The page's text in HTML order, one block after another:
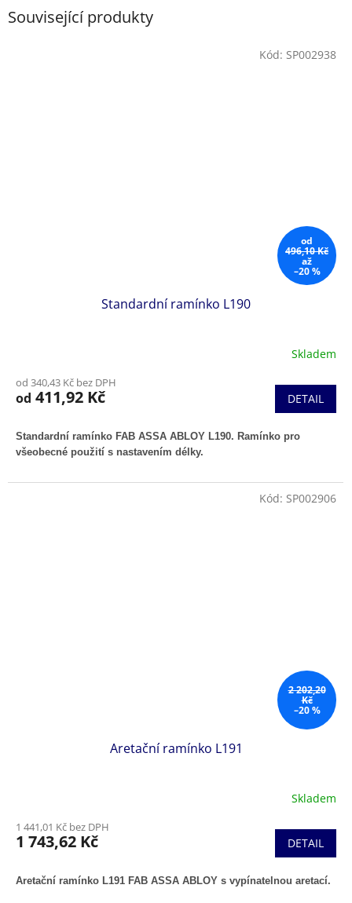
Související produkty
od
496,10 Kč
až
–20 %
Standardní ramínko L190
Skladem
od 340,43 Kč bez DPH
od 411,92 Kč DETAIL
Standardní ramínko FAB ASSA ABLOY L190. Ramínko pro
všeobecné použití s nastavením délky.
Kód: SP002938
2 202,20
Kč
–20 %
Aretační ramínko L191
Skladem
1 441,01 Kč bez DPH
1 743,62 Kč DETAIL
Aretační ramínko L191 FAB ASSA ABLOY s vypínatelnou aretací.
Kód: SP002906